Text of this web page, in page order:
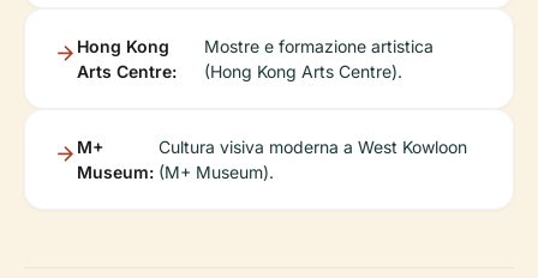
Hong Kong
Arts Centre:
Mostre e formazione artistica
(Hong Kong Arts Centre).
M+
Museum:
Cultura visiva moderna a West Kowloon
(M+ Museum).